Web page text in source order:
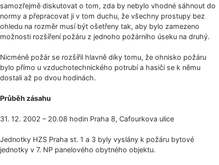
samozřejmě diskutovat o tom, zda by nebylo vhodné sáhnout do
normy a přepracovat ji v tom duchu, že všechny prostupy bez
ohledu na rozměr musí být ošetřeny tak, aby bylo zamezeno
možnosti rozšíření požáru z jednoho požárního úseku na druhý.
Nicméně požár se rozšířil hlavně díky tomu, že ohnisko požáru
bylo přímo u vzduchotechnic­kého potrubí a hasiči se k němu
dostali až po dvou hodinách.
Průběh zásahu
31. 12. 2002 – 20.08 hodin Praha 8, Cafourkova ulice
Jednotky HZS Praha st. 1 a 3 byly vyslány k požáru bytové
jednotky v 7. NP panelového obytného objektu.